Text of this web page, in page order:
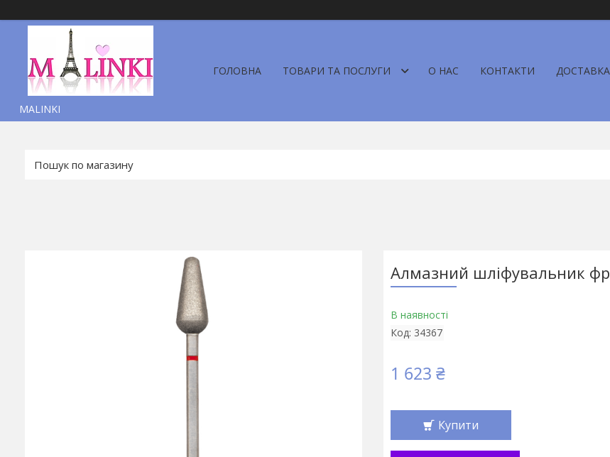
MALINKI
ГОЛОВНА ТОВАРИ ТА ПОСЛУГИ О НАС КОНТАКТИ
Алмазний шліфувальник
В наявності
Код: 34367
1 623 ₴
Купити